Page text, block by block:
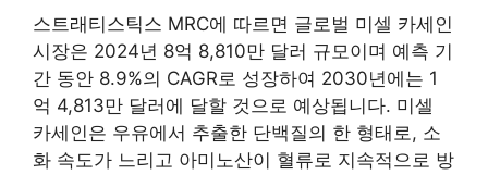
스트래티스틱스 MRC에 따르면 글로벌 미셀 카세인
시장은 2024년 8억 8,810만 달러 규모이며 예측 기
간 동안 8.9%의 CAGR로 성장하여 2030년에는 1
억 4,813만 달러에 달할 것으로 예상됩니다. 미셀
카세인은 우유에서 추출한 단백질의 한 형태로, 소
화 속도가 느리고 아미노산이 혈류로 지속적으로 방